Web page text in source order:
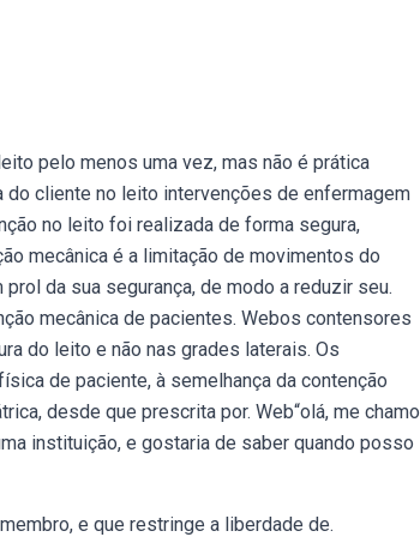
pelo menos uma vez, mas não é prática
cliente no leito intervenções de enfermagem
no leito foi realizada de forma segura,
mecânica é a limitação de movimentos do
da sua segurança, de modo a reduzir seu.
mecânica de pacientes. Webos contensores
do leito e não nas grades laterais. Os
de paciente, à semelhança da contenção
desde que prescrita por. Web“olá, me chamo
instituição, e gostaria de saber quando posso
e que restringe a liberdade de.